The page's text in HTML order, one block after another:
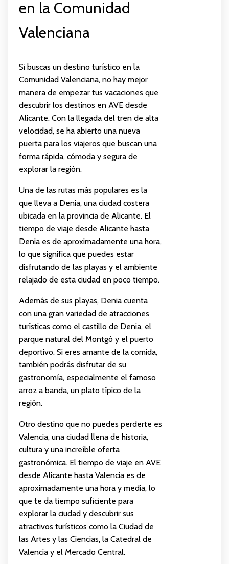
en la Comunidad
Valenciana
Si buscas un destino turístico en la
Comunidad Valenciana, no hay mejor
manera de empezar tus vacaciones que
descubrir los destinos en AVE desde
Alicante. Con la llegada del tren de alta
velocidad, se ha abierto una nueva
puerta para los viajeros que buscan una
forma rápida, cómoda y segura de
explorar la región.
Una de las rutas más populares es la
que lleva a Denia, una ciudad costera
ubicada en la provincia de Alicante. El
tiempo de viaje desde Alicante hasta
Denia es de aproximadamente una hora,
lo que significa que puedes estar
disfrutando de las playas y el ambiente
relajado de esta ciudad en poco tiempo.
Además de sus playas, Denia cuenta
con una gran variedad de atracciones
turísticas como el castillo de Denia, el
parque natural del Montgó y el puerto
deportivo. Si eres amante de la comida,
también podrás disfrutar de su
gastronomía, especialmente el famoso
arroz a banda, un plato típico de la
región.
Otro destino que no puedes perderte es
Valencia, una ciudad llena de historia,
cultura y una increíble oferta
gastronómica. El tiempo de viaje en AVE
desde Alicante hasta Valencia es de
aproximadamente una hora y media, lo
que te da tiempo suficiente para
explorar la ciudad y descubrir sus
atractivos turísticos como la Ciudad de
las Artes y las Ciencias, la Catedral de
Valencia y el Mercado Central.